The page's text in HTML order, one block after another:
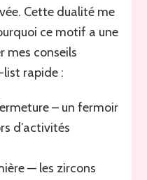
Cette dualité me
ce motif a une
mes conseils
list rapide :
– un fermoir
d’activités
— les zircons